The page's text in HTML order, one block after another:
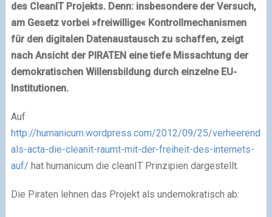
des CleanIT Projekts. Denn: insbesondere der Versuch,
am Gesetz vorbei »freiwillige« Kontrollmechanismen
für den digitalen Datenaustausch zu schaffen, zeigt
nach Ansicht der PIRATEN eine tiefe Missachtung der
demokratischen Willensbildung durch einzelne EU-
Institutionen.
Auf
http://humanicum.wordpress.com/2012/09/25/verheerender-
als-acta-die-cleanit-raumt-mit-der-freiheit-des-internets-
auf/ hat humanicum die cleanIT Prinzipien dargestellt.
Die Piraten lehnen das Projekt als undemokratisch ab: